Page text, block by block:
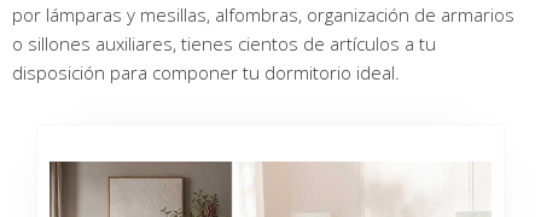
por lámparas y mesillas, alfombras, organización de armarios
o sillones auxiliares, tienes cientos de artículos a tu
disposición para componer tu dormitorio ideal.